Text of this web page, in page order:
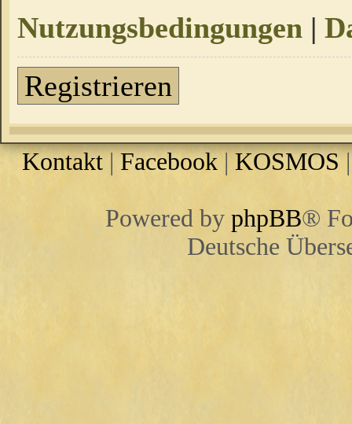
Nutzungsbedingungen |
Registrieren
Kontakt | Facebook |KOSMOS
Powered by phpBB®
Deutsche